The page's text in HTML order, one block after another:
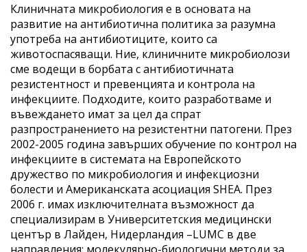
Клиничната микробиология е в основата на
развитие на антибиотична политика за разумна
употреба на антибиотиците, които са
животоспасяващи. Ние, клиничните микробиолози
сме водещи в борбата с антибиотичната
резистентност и превенцията и контрола на
инфекциите. Подходите, които разработваме и
въвеждането имат за цел да спрат
разпространението на резистентни патогени. През
2002-2005 година завърших обучение по контрол на
инфекциите в системата на Европейското
дружество по микробиология и инфекциозни
болести и Американската асоциация SHEA. През
2006 г. имах изключителната възможност да
специализирам в Университетския медицински
център в Лайден, Нидерландия –LUMC в две